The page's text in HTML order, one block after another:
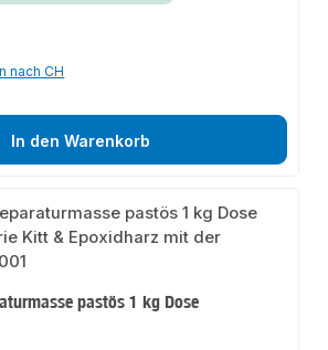
nach CH
In den Warenkorb
pastös 1 kg Dose